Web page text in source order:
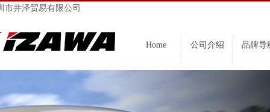
市井泽贸易有限公司
Home 公司介绍 品牌导